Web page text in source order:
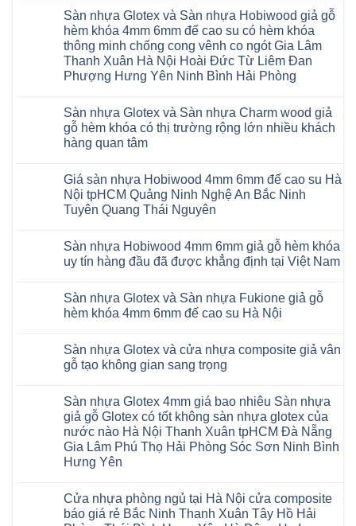
Floor
nhập
khẩu
Malaysia
14
AI
RUM
AI
35
AI
AI
37
AI
dày
12mm
to
tại
Hà
Nội
Xuân
Thanh
Trì
Cầu
Giấy
Tây
Hồ
Yên
TpHCM
Bình
Dương
Huế
Cần
Thơ
Đà
Đức
Hoài
Đức
bình
luận
ở
Sửa
sàn
nhựa
giả
khóa
4mm
6mm
đế
cao
charm
wood
hobiwood
kosmos
mikado
4mm
6mm
thợ
Sửa
sàn
nhiêu
1m2
tại
Dương
Đà
Nẵng
Khánh
Hải
Phòng
Hưng
Yên
Nghệ
An
Sàn nhựa Glotex và Sàn nhựa Hobiwood giả gỗ
hèm khóa 4mm 6mm đế cao su có hèm khóa
thông minh chống cong vênh co ngót Gia Lâm
Thanh Xuân Hà Nội Hoài Đức Từ Liêm Đan
Phượng Hưng Yên Ninh Bình Hải Phòng
bình
luận
ở
Sàn
và
Sàn
nhựa
Hobiwood
giả
khóa
4mm
6mm
su
có
hèm
minh
chống
cong
ngót
Gia
Lâm
Thanh
Xuân
Hà
Nội
Từ
Liêm
Đan
Sàn nhựa Glotex và Sàn nhựa Charm wood giả
gỗ hèm khóa có thị trường rộng lớn nhiều khách
hàng quan tâm
bình
luận
ở
Sàn
và
Sàn
nhựa
giả
gỗ
hèm
thị
trường
rộng
khách
hàng
quan
tâm
Giá sàn nhựa Hobiwood 4mm 6mm đế cao su Hà
Nội tpHCM Quảng Ninh Nghệ An Bắc Ninh
Tuyên Quang Thái Nguyên
bình
luận
ở
nhựa
Hobiwood
4mm
cao
Hà
Quảng
Ninh
Nghệ
An
Bắc
Ninh
Tuyên
Nguyên
Sàn nhựa Hobiwood 4mm 6mm giả gỗ hèm khóa
uy tín hàng đầu đã được khẳng định tại Việt Nam
bình
luận
ở
Hobiwood
4mm
6mm
hèm
khóa
uy
tín
hàng
đầu
đã
định
tại
Việt
Sàn nhựa Glotex và Sàn nhựa Fukione giả gỗ
hèm khóa 4mm 6mm đế cao su Hà Nội
bình
luận
ở
Glotex
Sàn
nhựa
Fukione
giả
gỗ
4mm
6mm
đế
Sàn nhựa Glotex và cửa nhựa composite giả vân
gỗ tạo không gian sang trọng
bình
luận
ở
Sàn
nhựa
Glotex
và
composite
giả
vân
Sàn nhựa Glotex 4mm giá bao nhiêu Sàn nhựa
giả gỗ Glotex có tốt không sàn nhựa glotex của
nước nào Hà Nội Thanh Xuân tpHCM Đà Nẵng
Gia Lâm Phú Thọ Hải Phòng Sóc Sơn Ninh Bình
Hưng Yên
bình
luận
ở
Cửa nhựa phòng ngủ tại Hà Nội cửa composite
báo giá rẻ Bắc Ninh Thanh Xuân Tây Hồ Hải